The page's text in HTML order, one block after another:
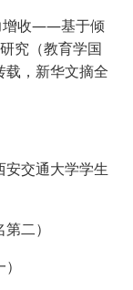
增收——基于倾
究（教育学国
载，新华文摘全
安交通大学学生
二）